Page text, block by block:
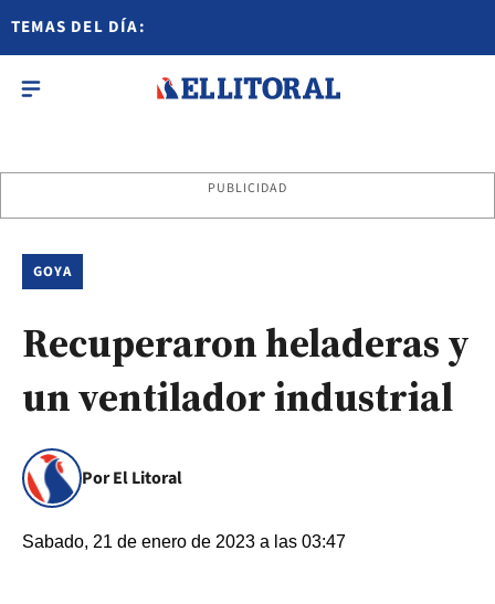
TEMAS DEL DÍA:
PUBLICIDAD
GOYA
Recuperaron heladeras y
un ventilador industrial
Por El Litoral
Sabado, 21 de enero de 2023 a las 03:47